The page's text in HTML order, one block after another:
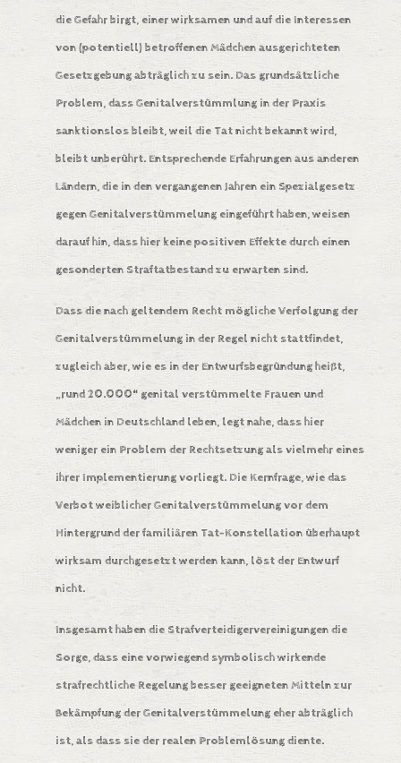
die Gefahr birgt, einer wirksamen und auf die Interessen
von (potentiell) betroffenen Mädchen ausgerichteten
Gesetzgebung abträglich zu sein. Das grundsätzliche
Problem, dass Genitalverstümmlung in der Praxis
sanktionslos bleibt, weil die Tat nicht bekannt wird,
bleibt unberührt. Entsprechende Erfahrungen aus anderen
Ländern, die in den vergangenen Jahren ein Spezialgesetz
gegen Genitalverstümmelung eingeführt haben, weisen
darauf hin, dass hier keine positiven Effekte durch einen
gesonderten Straftatbestand zu erwarten sind.
Dass die nach geltendem Recht mögliche Verfolgung der
Genitalverstümmelung in der Regel nicht stattfindet,
zugleich aber, wie es in der Entwurfsbegründung heißt,
„rund 20.000“ genital verstümmelte Frauen und
Mädchen in Deutschland leben, legt nahe, dass hier
weniger ein Problem der Rechtsetzung als vielmehr eines
ihrer Implementierung vorliegt. Die Kernfrage, wie das
Verbot weiblicher Genitalverstümmelung vor dem
Hintergrund der familiären Tat-Konstellation überhaupt
wirksam durchgesetzt werden kann, löst der Entwurf
nicht.
Insgesamt haben die Strafverteidigervereinigungen die
Sorge, dass eine vorwiegend symbolisch wirkende
strafrechtliche Regelung besser geeigneten Mitteln zur
Bekämpfung der Genitalverstümmelung eher abträglich
ist, als dass sie der realen Problemlösung diente.